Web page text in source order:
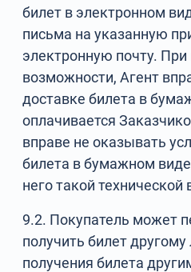
билет в электронном
письма на указанную
электронную почту. При
возможности, Агент
доставке билета в
оплачивается
вправе не оказывать
билета в бумажном виде
него такой
9.2. Покупатель может
получить билет
получения билета